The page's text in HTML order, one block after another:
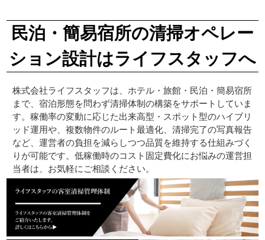
民泊・簡易宿所の清掃オペレー
ション設計はライフスタッフへ
株式会社ライフスタッフは、ホテル・旅館・民泊・簡易宿所
まで、宿泊形態を問わず清掃体制の構築をサポートしていま
す。稼働率の変動に応じた出来高型・スポット型のハイブリ
ッド運用や、複数物件のルート最適化、清掃完了の写真報告
など、運営者の負担を減らしつつ品質を維持する仕組みづく
りが可能です。低稼働時のコスト固定費化にお悩みの運営担
当者は、お気軽にご相談ください。